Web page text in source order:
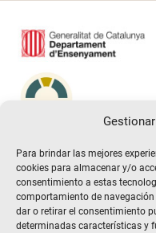
Para brindar las mejores
cookies para almacenar y/o
consentimiento a estas
comportamiento de
dar o retirar el consentimiento
determinadas características y